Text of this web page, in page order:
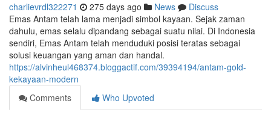
charlievrdl322271 275 days ago News
Discuss
Emas Antam telah lama menjadi simbol kayaan. Sejak zaman
dahulu, emas selalu dipandang sebagai suatu nilai. Di Indonesia
sendiri, Emas Antam telah menduduki posisi teratas sebagai
solusi keuangan yang aman dan handal.
https://alvinheul468374.bloggactif.com/39394194/antam-gold-
kekayaan-modern
Comments
Who Upvoted